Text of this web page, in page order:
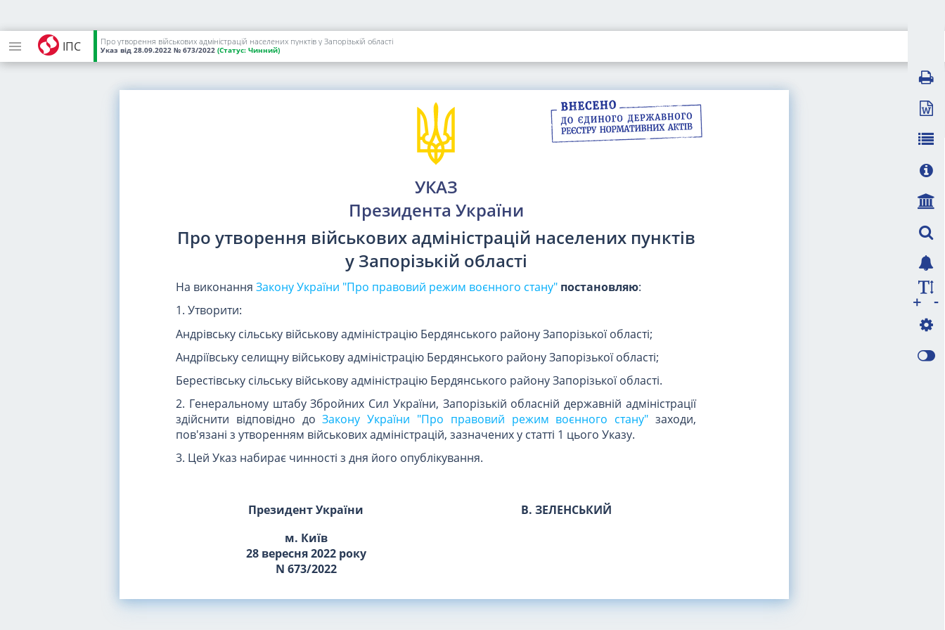
ІПС Про утворення військових адміністрацій населених пунктів у Запорізькій області
Указ від 28.09.2022 № 673/2022 (Статус: Чинний)
УКАЗ
Президента України
Про утворення військових адміністрацій населених пунктів
у Запорізькій області
На виконання Закону України "Про правовий режим воєнного стану" постановляю:
1. Утворити:
Андрівську сільську військову адміністрацію Бердянського району Запорізької області;
Андріївську селищну військову адміністрацію Бердянського району Запорізької області;
Берестівську сільську військову адміністрацію Бердянського району Запорізької області.
2. Генеральному штабу Збройних Сил України, Запорізькій обласній державній адміністрації
здійснити відповідно доЗакону України "Про правовий режим воєнного стану" заходи,
пов'язані з утворенням військових адміністрацій, зазначених у статті 1 цього Указу.
3. Цей Указ набирає чинності з дня його опублікування.
Президент України
В. ЗЕЛЕНСЬКИЙ
м. Київ
28 вересня 2022 року
N 673/2022
-
+